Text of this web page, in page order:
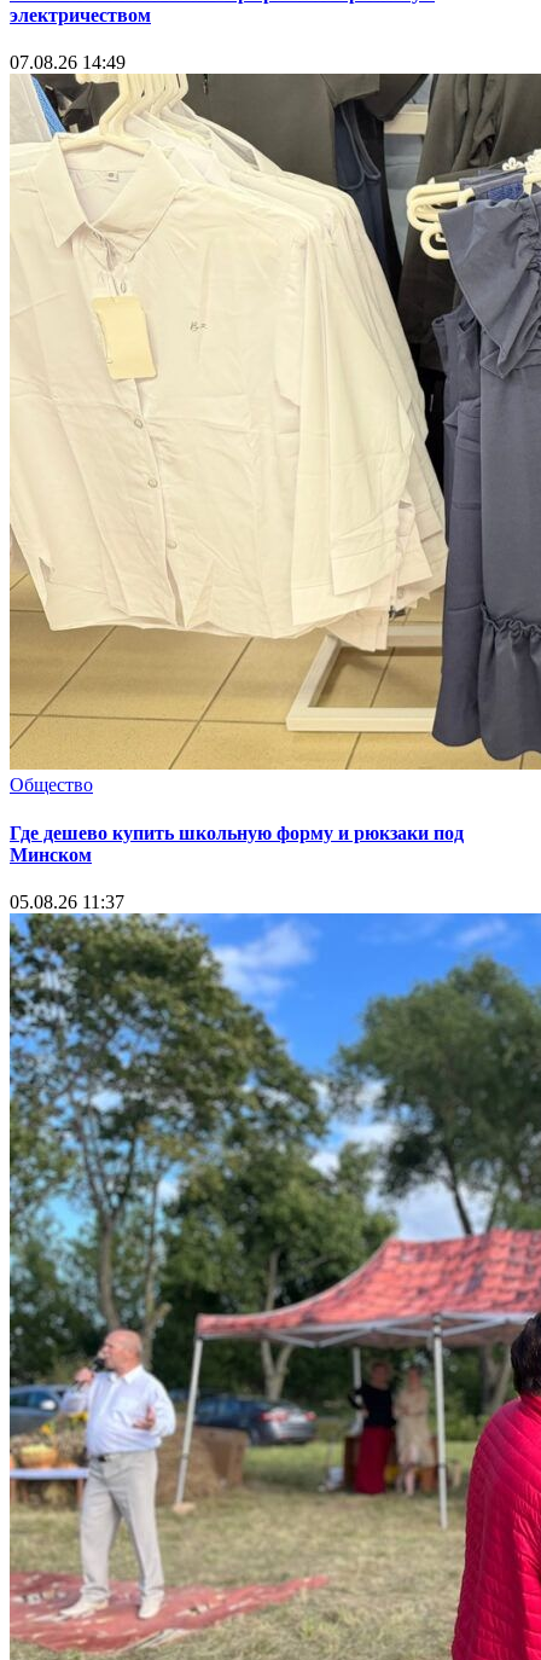
электричеством
07.08.26 14:49
Общество
Где дешево купить школьную форму и рюкзаки под
Минском
05.08.26 11:37